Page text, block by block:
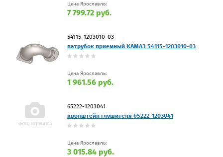
Цена Ярославль:
7 799.72 руб.
54115-1203010-03
патрубок приемный КАМАЗ 54115-1203010-03
Цена Ярославль:
1 961.56 руб.
65222-1203041
кронштейн глушителя 65222-1203041
Цена Ярославль:
3 015.84 руб.